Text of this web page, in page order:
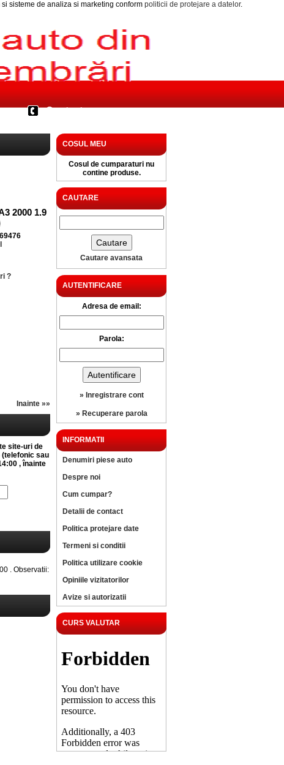
sisteme de analiza si marketing conform politicii de protejare a datelor.
Contact
2000 1.9
?
Inainte »»
site-uri de
(telefonic sau
, înainte
. Observatii:
COSUL MEU
Cosul de cumparaturi nu
contine produse.
CAUTARE
Cautare avansata
AUTENTIFICARE
Adresa de email:
Parola:
» Inregistrare cont
» Recuperare parola
INFORMATII
Denumiri piese auto
Despre noi
Cum cumpar?
Detalii de contact
Politica protejare date
Termeni si conditii
Politica utilizare cookie
Opiniile vizitatorilor
Avize si autorizatii
CURS VALUTAR